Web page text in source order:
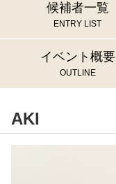
候補者一覧
ENTRY LIST
イベント概要
OUTLINE
AKI